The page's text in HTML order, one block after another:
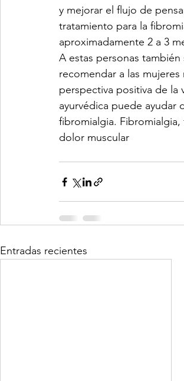
y mejorar el flujo de
tratamiento para la
aproximadamente 2 a 3
A estas personas
recomendar a las
perspectiva positiva de la
ayurvédica puede ayudar
fibromialgia.
dolor muscular
Entradas recientes